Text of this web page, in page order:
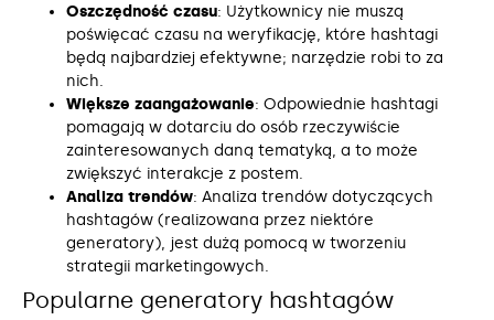
Oszczędność czasu: Użytkownicy nie muszą
poświęcać czasu na weryfikację, które hashtagi
będą najbardziej efektywne; narzędzie robi to za
nich.
Większe zaangażowanie: Odpowiednie hashtagi
pomagają w dotarciu do osób rzeczywiście
zainteresowanych daną tematyką, a to może
zwiększyć interakcje z postem.
Analiza trendów: Analiza trendów dotyczących
hashtagów (realizowana przez niektóre
generatory), jest dużą pomocą w tworzeniu
strategii marketingowych.
Popularne generatory hashtagów